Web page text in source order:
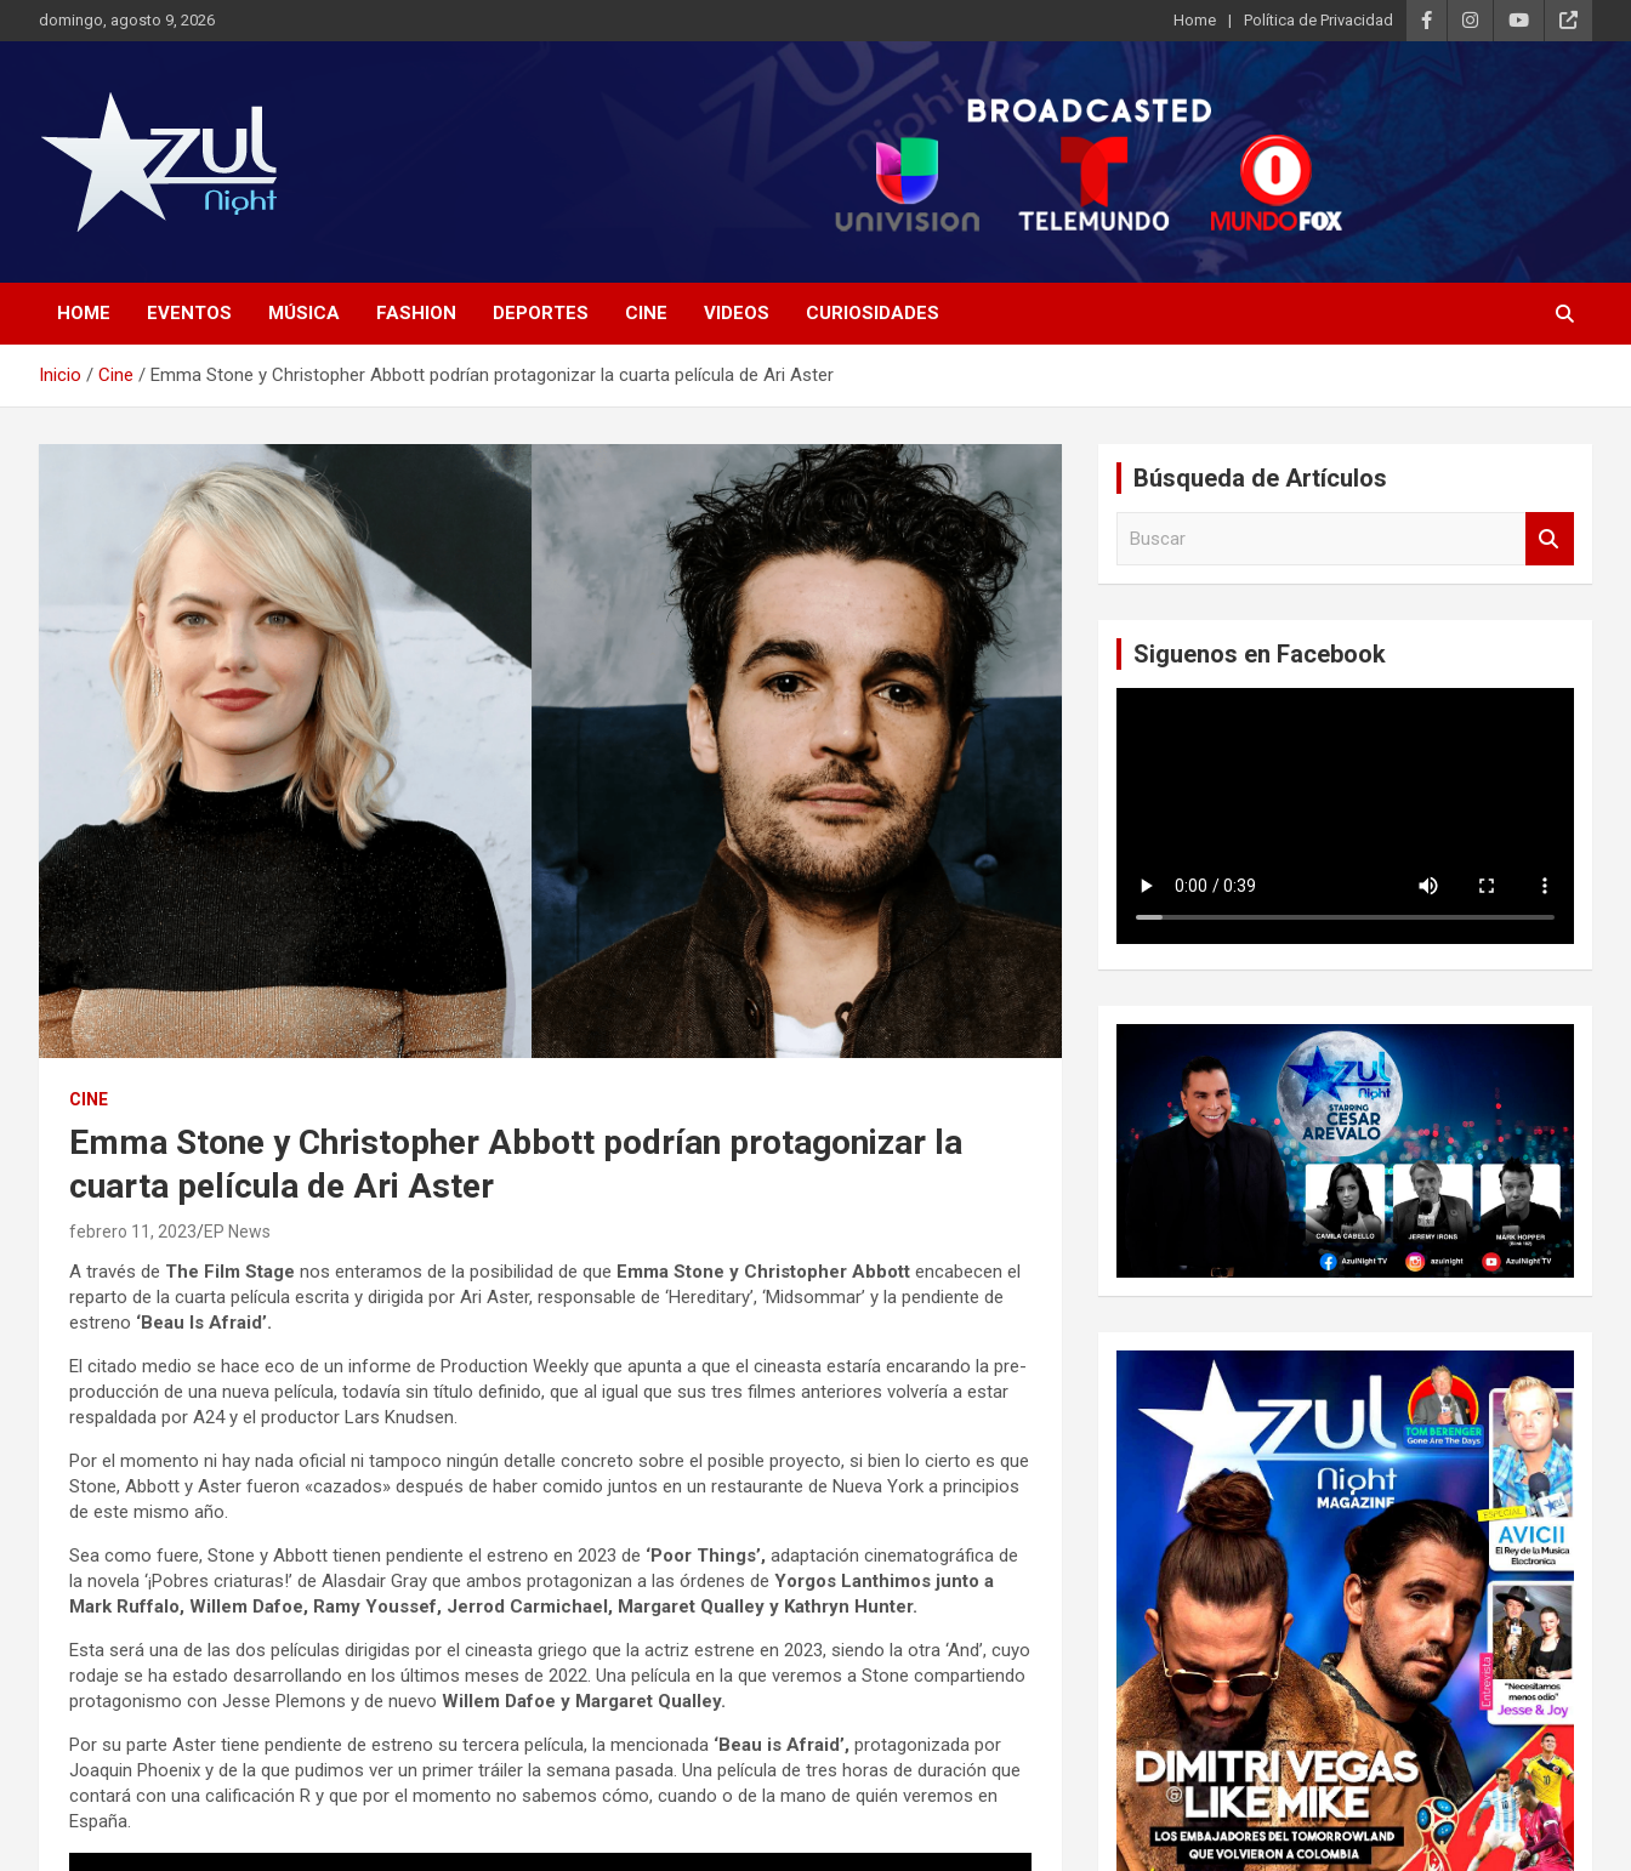
al
domingo, agosto 9, 2026 Home Política de Privacidad
Azul Night TV
HOME EVENTOS MÚSICA FASHION DEPORTES CINE VIDEOS CURIOSIDADES
Inicio Cine Emma Stone y Christopher Abbott podrían protagonizar la cuarta película de Ari Aster
CINE
Emma Stone y Christopher Abbott podrían protagonizar la
cuarta película de Ari Aster
febrero 11, 2023 EP News
A través de The Film Stage nos enteramos de la posibilidad de que Emma Stone y Christopher Abbott encabecen el
reparto de la cuarta película escrita y dirigida por Ari Aster, responsable de ‘Hereditary’, ‘Midsommar’ y la pendiente de
estreno ‘Beau Is Afraid’.
El citado medio se hace eco de un informe de Production Weekly que apunta a que el cineasta estaría encarando la pre-
producción de una nueva película, todavía sin título definido, que al igual que sus tres filmes anteriores volvería a estar
respaldada por A24 y el productor Lars Knudsen.
Por el momento ni hay nada oficial ni tampoco ningún detalle concreto sobre el posible proyecto, si bien lo cierto es que
Stone, Abbott y Aster fueron «cazados» después de haber comido juntos en un restaurante de Nueva York a principios
de este mismo año.
Sea como fuere, Stone y Abbott tienen pendiente el estreno en 2023 de ‘Poor Things’, adaptación cinematográfica de
la novela ‘¡Pobres criaturas!’ de Alasdair Gray que ambos protagonizan a las órdenes de Yorgos Lanthimos junto a
Mark Ruffalo, Willem Dafoe, Ramy Youssef, Jerrod Carmichael, Margaret Qualley y Kathryn Hunter.
Esta será una de las dos películas dirigidas por el cineasta griego que la actriz estrene en 2023, siendo la otra ‘And’, cuyo
rodaje se ha estado desarrollando en los últimos meses de 2022. Una película en la que veremos a Stone compartiendo
protagonismo con Jesse Plemons y de nuevo Willem Dafoe y Margaret Qualley.
Por su parte Aster tiene pendiente de estreno su tercera película, la mencionada ‘Beau is Afraid’, protagonizada por
Joaquin Phoenix y de la que pudimos ver un primer tráiler la semana pasada. Una película de tres horas de duración que
contará con una calificación R y que por el momento no sabemos cómo, cuando o de la mano de quién veremos en
España.
Búsqueda de Artículos
Siguenos en Facebook